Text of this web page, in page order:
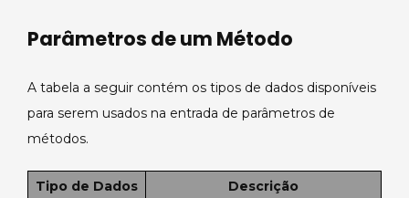
Parâmetros de um Método
A tabela a seguir contém os tipos de dados disponíveis
para serem usados na entrada de parâmetros de
métodos.
Tipo de Dados Descrição